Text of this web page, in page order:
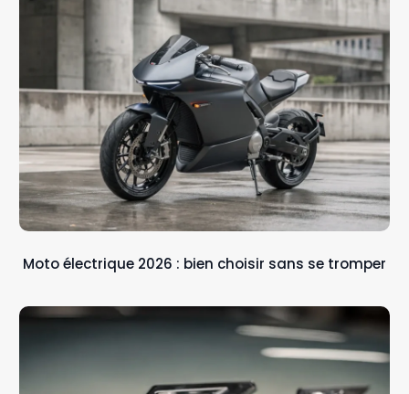
Moto électrique 2026 : bien choisir sans se tromper